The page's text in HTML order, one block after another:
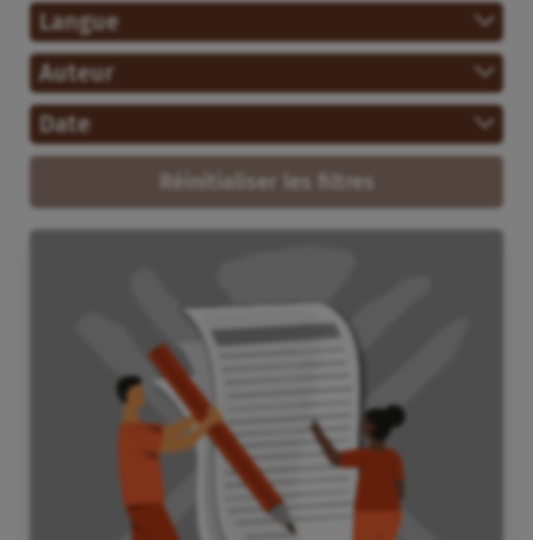
Langue
Auteur
Date
Réinitialiser les filtres